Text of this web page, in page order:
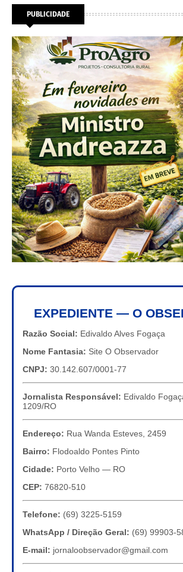
PUBLICIDADE
EXPEDIENTE — O
Razão Social: Edivaldo Alves Fogaça
Nome Fantasia: Site O Observador
CNPJ: 30.142.607/0001-77
Jornalista Responsável: Edivaldo
1209/RO
Endereço: Rua Wanda Esteves, 2459
Bairro: Flodoaldo Pontes Pinto
Cidade: Porto Velho — RO
CEP: 76820-510
Telefone: (69) 3225-5159
WhatsApp / Direção Geral: (69) 99903-
E-mail: jornaloobservador@gmail.com